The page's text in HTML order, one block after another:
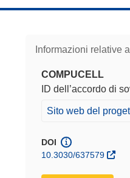
Informazioni relative
COMPUCELL
ID dell’accordo di
(si apre in una
Sito web del
DOI
10.3030/637579